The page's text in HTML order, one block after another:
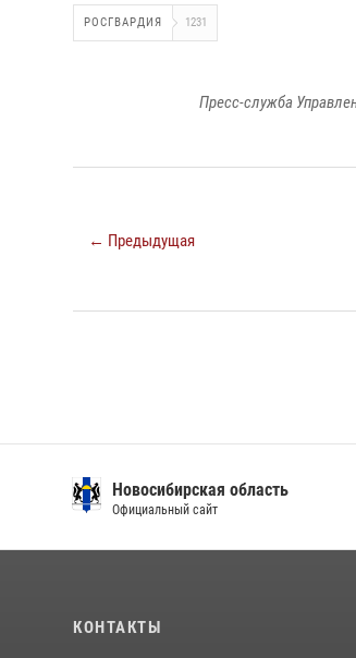
РОСГВАРДИЯ 1231
Пресс-служба
← Предыдущая
Новосибирская область
Официальный сайт
КОНТАКТЫ